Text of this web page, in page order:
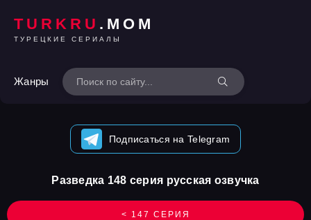
TURKRU .MOM
ТУРЕЦКИЕ СЕРИАЛЫ
Жанры
Подписаться на Telegram
< 147 СЕРИЯ
Разведка 148 серия русская озвучка